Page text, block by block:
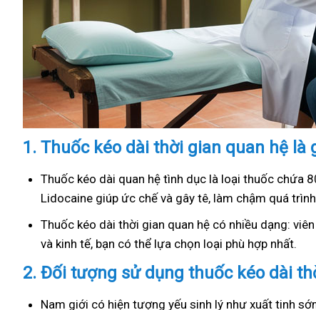
1. Thuốc kéo dài thời gian quan hệ là
Thuốc kéo dài quan hệ tình dục là loại thuốc chứa
Lidocaine giúp ức chế và gây tê, làm chậm quá
Thuốc kéo dài thời gian quan hệ có nhiều dạng:
và kinh tế, bạn có thể lựa chọn loại phù hợp nhất.
2. Đối tượng sử dụng thuốc kéo dài
Nam giới có hiện tượng yếu sinh lý như xuất tinh